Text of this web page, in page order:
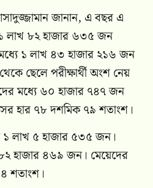
জানান, এ বছর এ
১ লাখ ৮২ হাজার ৬৩৫ জন
১ লাখ ৪৩ হাজার ২১৬ জন
ছেলে পরীক্ষার্থী অংশ নেয়
মধ্যে ৬০ হাজার ৭৪৭ জন
হার ৭৮ দশমিক ৭৯ শতাংশ।
১ লাখ ৫ হাজার ৫৩৫ জন।
হাজার ৪৬৯ জন। মেয়েদের
শতাংশ।